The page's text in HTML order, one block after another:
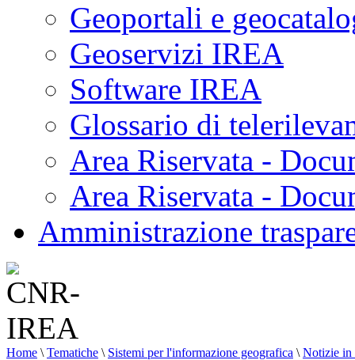
Geoportali e
Geoservizi IREA
Software IREA
Glossario di
Area Riservata -
Area Riservata -
Amministrazione
Home \ Tematiche \ Sistemi per l'informazione geografica \ Notizie in